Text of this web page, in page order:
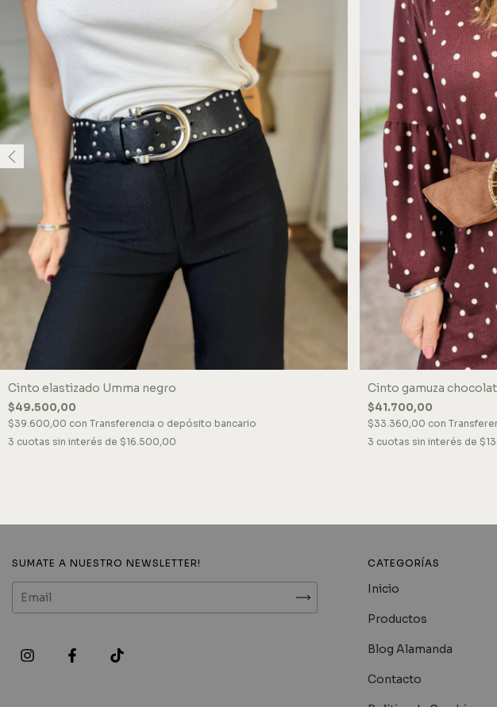
Cinto elastizado Umma negro
$49.500,00
$39.600,00 con Transferencia o depósito bancario
3 cuotas sin interés de $16.500,00
Cinto gamuza
$41.700,00
$33.360,00 con
3 cuotas sin interés de
SUMATE A NUESTRO NEWSLETTER! CATEGORÍAS
Inicio
Productos
Blog Alamanda
Contacto